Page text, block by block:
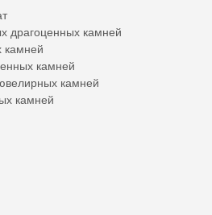
драгоценных камней
камней
камней
камней
камней